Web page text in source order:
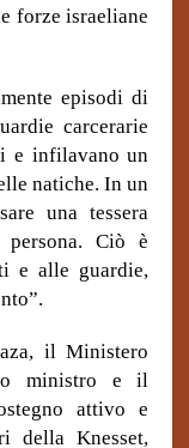
forze israeliane
episodi di
carcerarie
e infilavano un
natiche. In un
una tessera
Ciò è
e alle guardie,
il Ministero
ministro e il
attivo e
della Knesset,